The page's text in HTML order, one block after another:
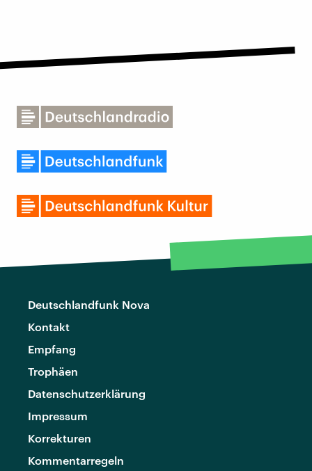
Deutschlandfunk Nova
Kontakt
Empfang
Trophäen
Datenschutzerklärung
Impressum
Korrekturen
Kommentarregeln